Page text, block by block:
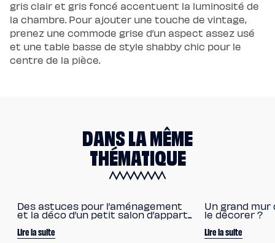
gris clair et gris foncé accentuent la luminosité de
la chambre. Pour ajouter une touche de vintage,
prenez une commode grise d’un aspect assez usé
et une table basse de style shabby chic pour le
centre de la pièce.
DANS LA MÊME
THÉMATIQUE
Des astuces pour l’aménagement
et la déco d’un petit salon d’appart...
Lire la suite
Un grand mur
le décorer ?
Lire la suite